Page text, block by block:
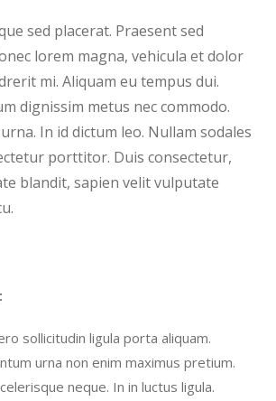
sed placerat. Praesent sed
lorem magna, vehicula et dolor
mi. Aliquam eu tempus dui.
dignissim metus nec commodo.
In id dictum leo. Nullam sodales
porttitor. Duis consectetur,
blandit, sapien velit vulputate
sollicitudin ligula porta aliquam.
urna non enim maximus pretium.
neque. In in luctus ligula.